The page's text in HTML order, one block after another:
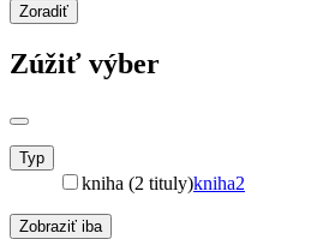
Zoradiť
Zúžiť výber
Typ
kniha (2 tituly)kniha2
Zobraziť iba